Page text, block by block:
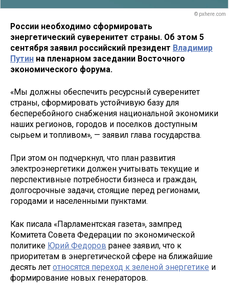
© pxhere.com
России необходимо сформировать
энергетический суверенитет страны. Об этом 5
сентября заявил российский президент Владимир
Путин на пленарном заседании Восточного
экономического форума.
«Мы должны обеспечить ресурсный суверенитет
страны, сформировать устойчивую базу для
бесперебойного снабжения национальной экономики
наших регионов, городов и поселков доступным
сырьем и топливом», — заявил глава государства.
При этом он подчеркнул, что план развития
электроэнергетики должен учитывать текущие и
перспективные потребности бизнеса и граждан,
долгосрочные задачи, стоящие перед регионами,
городами и населенными пунктами.
Как писала «Парламентская газета», зампред
Комитета Совета Федерации по экономической
политике Юрий Федоров ранее заявил, что к
приоритетам в энергетической сфере на ближайшие
десять лет относятся переход к зеленой энергетике и
формирование новых генераторов.